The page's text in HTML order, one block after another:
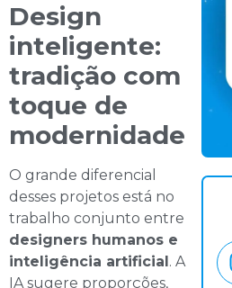
Design
inteligente:
tradição com
toque de
modernidade
O grande diferencial
desses projetos está no
trabalho conjunto entre
designers humanos e
inteligência artificial . A
IA sugere proporções,